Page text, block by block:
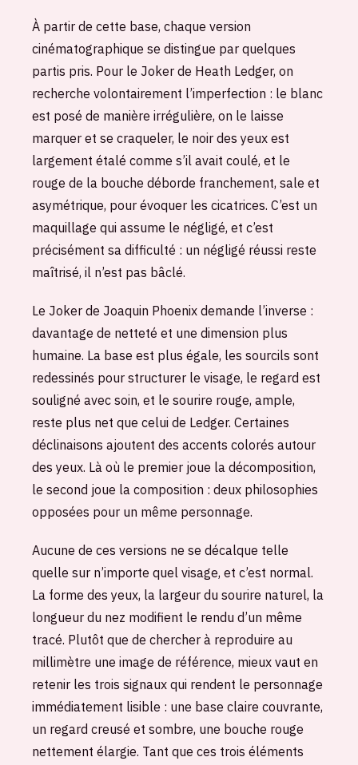
À partir de cette base, chaque version
cinématographique se distingue par quelques
partis pris. Pour le Joker de Heath Ledger, on
recherche volontairement l’imperfection : le blanc
est posé de manière irrégulière, on le laisse
marquer et se craqueler, le noir des yeux est
largement étalé comme s’il avait coulé, et le
rouge de la bouche déborde franchement, sale et
asymétrique, pour évoquer les cicatrices. C’est un
maquillage qui assume le négligé, et c’est
précisément sa difficulté : un négligé réussi reste
maîtrisé, il n’est pas bâclé.
Le Joker de Joaquin Phoenix demande l’inverse :
davantage de netteté et une dimension plus
humaine. La base est plus égale, les sourcils sont
redessinés pour structurer le visage, le regard est
souligné avec soin, et le sourire rouge, ample,
reste plus net que celui de Ledger. Certaines
déclinaisons ajoutent des accents colorés autour
des yeux. Là où le premier joue la décomposition,
le second joue la composition : deux philosophies
opposées pour un même personnage.
Aucune de ces versions ne se décalque telle
quelle sur n’importe quel visage, et c’est normal.
La forme des yeux, la largeur du sourire naturel, la
longueur du nez modifient le rendu d’un même
tracé. Plutôt que de chercher à reproduire au
millimètre une image de référence, mieux vaut en
retenir les trois signaux qui rendent le personnage
immédiatement lisible : une base claire couvrante,
un regard creusé et sombre, une bouche rouge
nettement élargie. Tant que ces trois éléments